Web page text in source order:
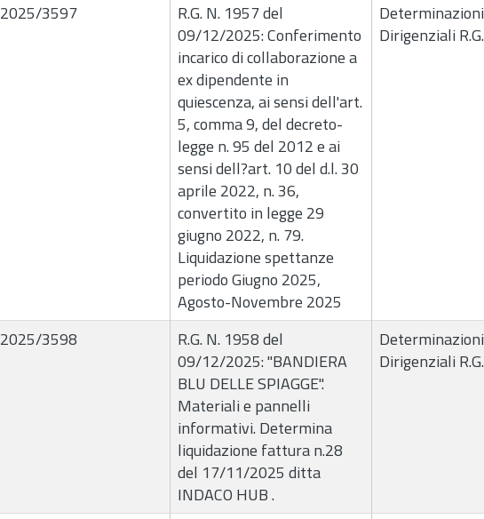
2025/3597
R.G. N. 1957 del
09/12/2025: Conferimento
incarico di collaborazione a
ex dipendente in
quiescenza, ai sensi dell'art.
5, comma 9, del decreto-
legge n. 95 del 2012 e ai
sensi dell?art. 10 del d.l. 30
aprile 2022, n. 36,
convertito in legge 29
giugno 2022, n. 79.
Liquidazione spettanze
periodo Giugno 2025,
Agosto-Novembre 2025
Determinazioni
Dirigenziali R.G.
2025/3598
R.G. N. 1958 del
09/12/2025: "BANDIERA
BLU DELLE SPIAGGE".
Materiali e pannelli
informativi. Determina
liquidazione fattura n.28
del 17/11/2025 ditta
INDACO HUB .
Determinazioni
Dirigenziali R.G.